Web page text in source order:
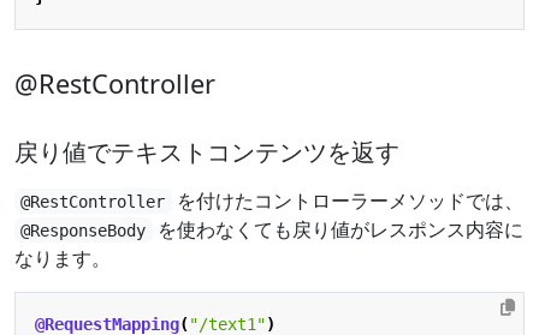
@RestController
戻り値でテキストコンテンツを返す
@RestController を付けたコントローラーメソッドでは、
@ResponseBody
を使わなくても戻り値がレスポンス内容に
なります。
@RequestMapping("/text1")